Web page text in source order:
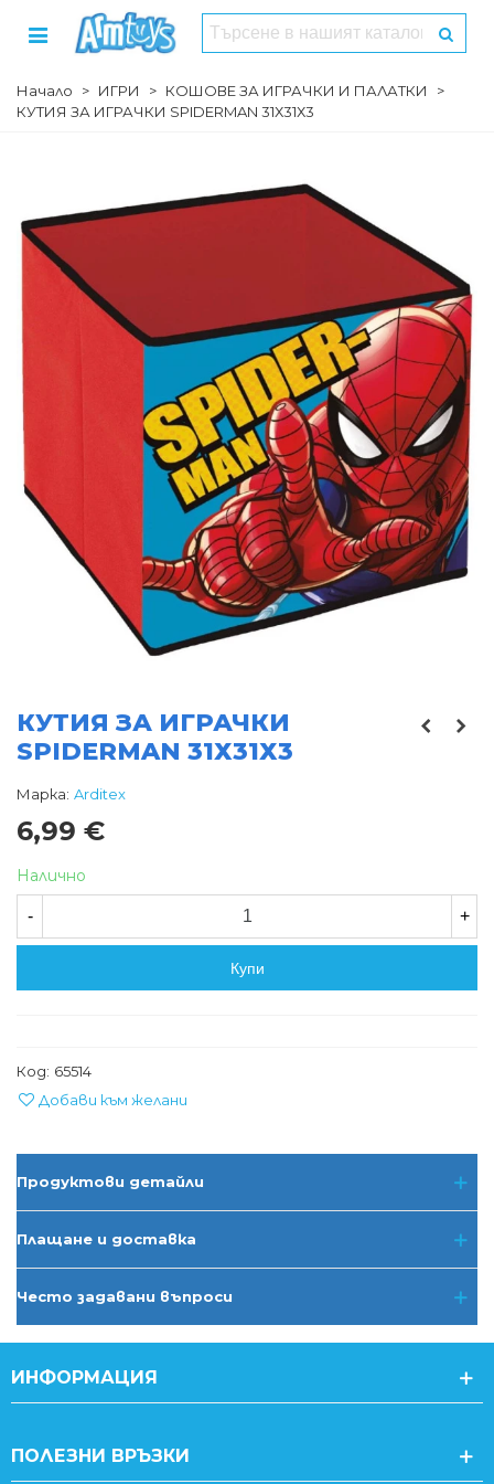
Начало > ИГРИ > КОШОВЕ ЗА ИГРАЧКИ И ПАЛАТКИ
>
КУТИЯ ЗА ИГРАЧКИ SPIDERMAN 31Х31Х3
КУТИЯ ЗА ИГРАЧКИ
SPIDERMAN 31Х31Х3
Марка: Arditex
6,99 €
Налично
- +
Купи
Код: 65514
Добави към желани
Продуктови детайли
Плащане и доставка
Често задавани въпроси
ИНФОРМАЦИЯ
ПОЛЕЗНИ ВРЪЗКИ